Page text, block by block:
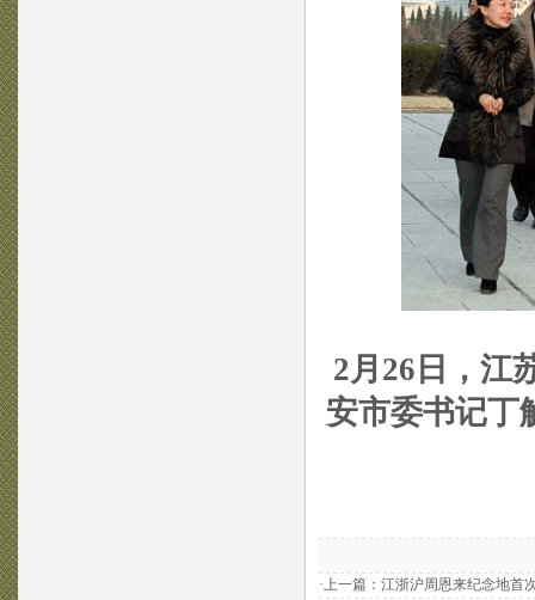
2月26日，江
安市委书记丁
·上一篇： 江浙沪周恩来纪念地首